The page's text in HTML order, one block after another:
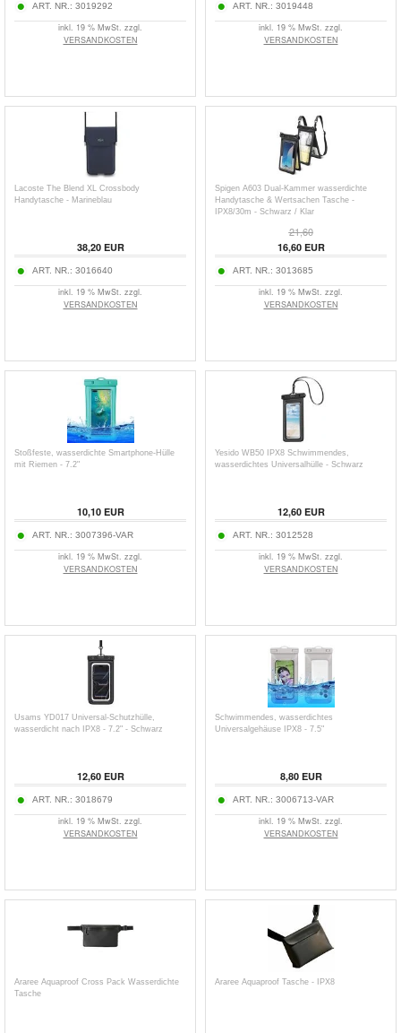
ART. NR.: 3019292
inkl. 19 % MwSt. zzgl.
VERSANDKOSTEN
ART. NR.: 3019448
inkl. 19 % MwSt. zzgl.
VERSANDKOSTEN
Lacoste The Blend XL Crossbody
Handytasche - Marineblau
38,20EUR
ART. NR.: 3016640
inkl. 19 % MwSt. zzgl.
VERSANDKOSTEN
Spigen A603 Dual-Kammer wasserdichte
Handytasche & Wertsachen Tasche -
IPX8/30m - Schwarz / Klar
21,60
16,60EUR
ART. NR.: 3013685
inkl. 19 % MwSt. zzgl.
VERSANDKOSTEN
Stoßfeste, wasserdichte Smartphone-Hülle
mit Riemen - 7.2"
10,10EUR
ART. NR.: 3007396-VAR
inkl. 19 % MwSt. zzgl.
VERSANDKOSTEN
Yesido WB50 IPX8 Schwimmendes,
wasserdichtes Universalhülle - Schwarz
12,60EUR
ART. NR.: 3012528
inkl. 19 % MwSt. zzgl.
VERSANDKOSTEN
Usams YD017 Universal-Schutzhülle,
wasserdicht nach IPX8 - 7.2" - Schwarz
12,60EUR
ART. NR.: 3018679
inkl. 19 % MwSt. zzgl.
VERSANDKOSTEN
Schwimmendes, wasserdichtes
Universalgehäuse IPX8 - 7.5"
8,80EUR
ART. NR.: 3006713-VAR
inkl. 19 % MwSt. zzgl.
VERSANDKOSTEN
Araree Aquaproof Cross Pack Wasserdichte
Tasche
Araree Aquaproof Tasche - IPX8